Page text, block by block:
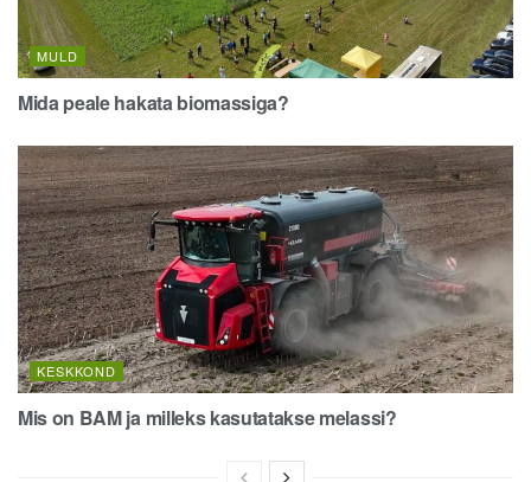
MULD
Mida peale hakata biomassiga?
KESKKOND
Mis on BAM ja milleks kasutatakse melassi?